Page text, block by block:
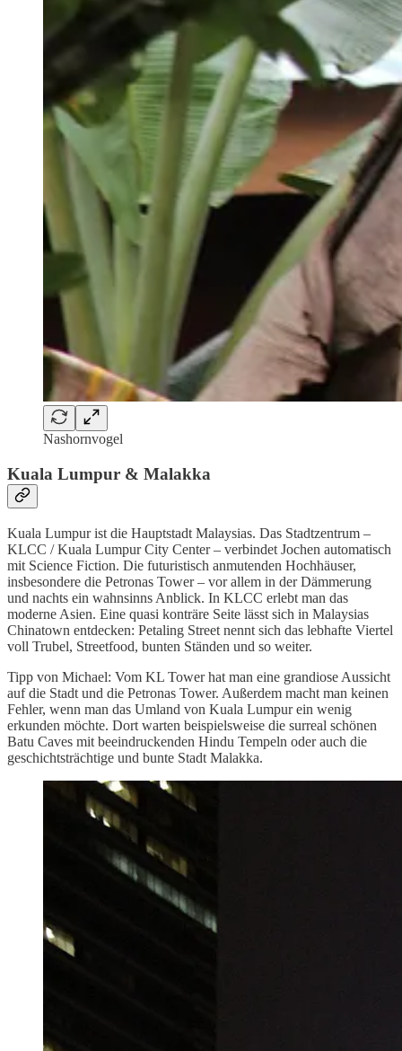
Nashornvogel
Kuala Lumpur & Malakka
Kuala Lumpur ist die Hauptstadt Malaysias. Das Stadtzentrum –
KLCC / Kuala Lumpur City Center – verbindet Jochen automatisch
mit Science Fiction. Die futuristisch anmutenden Hochhäuser,
insbesondere die Petronas Tower – vor allem in der Dämmerung
und nachts ein wahnsinns Anblick. In KLCC erlebt man das
moderne Asien. Eine quasi konträre Seite lässt sich in Malaysias
Chinatown entdecken: Petaling Street nennt sich das lebhafte Viertel
voll Trubel, Streetfood, bunten Ständen und so weiter.
Tipp von Michael: Vom KL Tower hat man eine grandiose Aussicht
auf die Stadt und die Petronas Tower. Außerdem macht man keinen
Fehler, wenn man das Umland von Kuala Lumpur ein wenig
erkunden möchte. Dort warten beispielsweise die surreal schönen
Batu Caves mit beeindruckenden Hindu Tempeln oder auch die
geschichtsträchtige und bunte Stadt Malakka.